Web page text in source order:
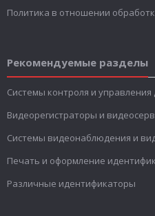
Политика в отношении
Рекомендуемые разделы
Системы контроля и управления
Видеорегистраторы и
Системы видеонаблюдения и
Печать и оформление
Различные идентификаторы